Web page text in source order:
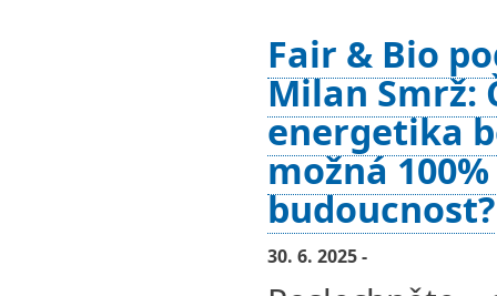
Fair & Bio
Milan Smrž:
energetika
možná
budoucnost?
30. 6. 2025 -